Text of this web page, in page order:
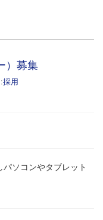
）募集
採用
ソコンやタブレット